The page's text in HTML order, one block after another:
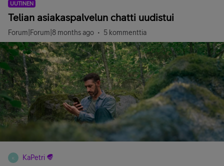
UUTINEN
Telian asiakaspalvelun chatti uudistui
Forum|Forum|8 months ago 5 kommenttia
K KaPetri